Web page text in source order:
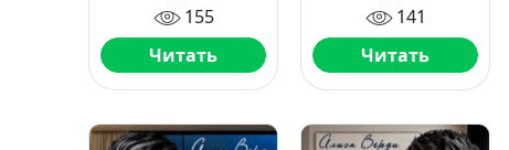
155
Читать
141
Читать